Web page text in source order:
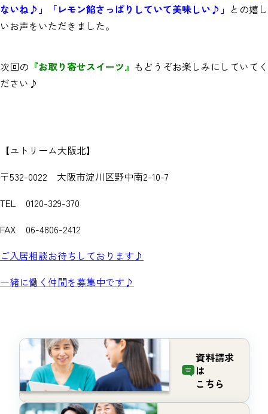
ないね♪」「レモン餡さっぱりしていて美味しい♪」 との嬉し
いお声をいただきました。
次回の 『お取り寄せスイーツ』 もどうぞお楽しみにしていてく
ださい♪
【ユトリーム大阪北】
〒532-0022 大阪市淀川区野中南2-10-7
TEL 0120-329-370
FAX 06-4806-2412
ご入居相談お待ちしております♪
一緒に働く仲間を募集中です♪
資料請求
は
こちら